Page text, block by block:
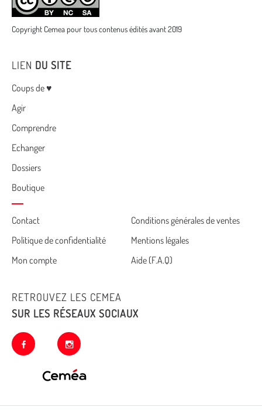
Copyright Cemea pour tous contenus édités avant 2019
LIEN DU SITE
Menu
Coups de ♥
Agir
Comprendre
Echanger
Dossiers
Boutique
Cemea
footer
Contact
Conditions générales de ventes
Politique de confidentialité
Mentions légales
Mon compte
Aide (F.A.Q)
RETROUVEZ LES CEMEA
SUR LES RÉSEAUX SOCIAUX
facebook instagram